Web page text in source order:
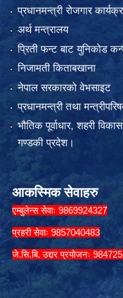
प्रधानमन्त्री रोजगार
अर्थ मन्त्रालय
प्रिती फन्ट बाट युनिकोड
निजामती किताबखाना
नेपाल सरकारको वेभसाइट
प्रधानमन्त्री तथा
भौतिक पूर्वाधार, शहरी
गण्डकी प्रदेश।
आकस्मिक सेवाहरु
एम्बुलेन्स सेवाः 9869924327
प्रहरी सेवाः 9857040483
जे.सि.बि. उद्दार प्रयोजनः